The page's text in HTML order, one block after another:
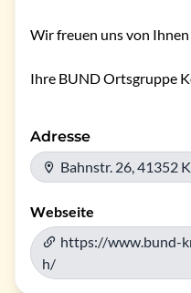
Wir freuen uns von
Ihre BUND Ortsgruppe
Adresse
Bahnstr. 26, 41352
Webseite
https://www.bund-
h/